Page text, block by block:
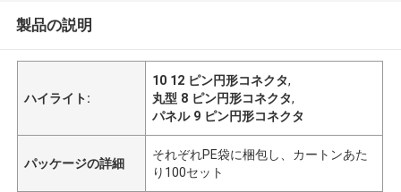
製品の説明
ハイライト:
10 12 ピン円形コネクタ,
丸型 8 ピン円形コネクタ,
パネル 9 ピン円形コネクタ
パッケージの詳細
それぞれPE袋に梱包し、カートンあた
り100セット